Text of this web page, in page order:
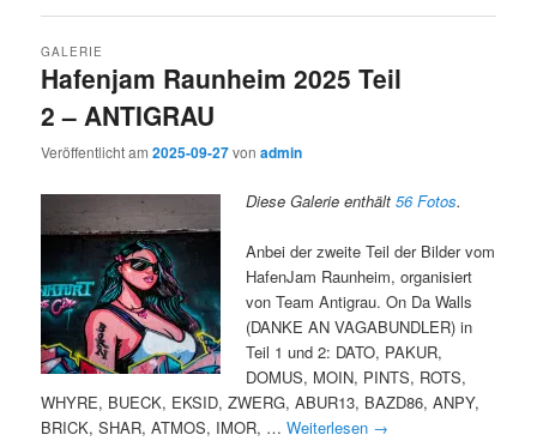
Hafenjam Raunheim 2025 Teil
2 – ANTIGRAU
GALERIE
Veröffentlicht am2025-09-27vonadmin
Diese Galerie enthält56 Fotos.
Anbei der zweite Teil der Bilder vom
HafenJam Raunheim, organisiert
von Team Antigrau. On Da Walls
(DANKE AN VAGABUNDLER) in
Teil 1 und 2: DATO, PAKUR,
DOMUS, MOIN, PINTS, ROTS,
WHYRE, BUECK, EKSID, ZWERG, ABUR13, BAZD86, ANPY,
BRICK, SHAR, ATMOS, IMOR, …Weiterlesen →